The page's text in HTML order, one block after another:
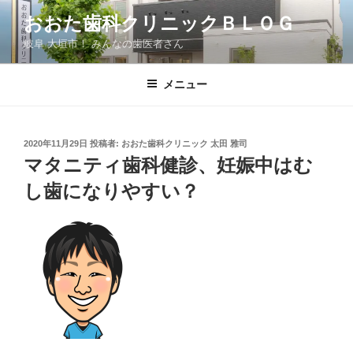
コ
ン
おおた歯科クリニックＢＬＯＧ
岐阜 大垣市！ みんなの歯医者さん
メニュー
投
日:
2020年11月29日 投稿者: おおた歯科クリニック 太田 雅司
マタニティ歯科健診、妊娠中はむ
し歯になりやすい？